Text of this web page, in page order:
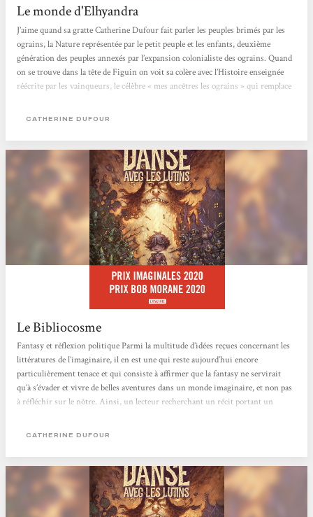
Le monde d'Elhyandra
J’aime quand sa gratte Catherine Dufour fait parler les peuples brimés par les
ograins, la Nature représentée par le petit peuple et les enfants, deuxième
génération des peuples annexés par l’expansion colonialiste des ograins. Quand
on se trouve dans la tête de Figuin on voit sa colère avec l’Histoire enseignée
réécrite par les vainqueurs, le célèbre « mes ancêtres les ograins » qui remplace
exemple…et à tous les autres, on est d’accord que...
CATHERINE DUFOUR
Le Bibliocosme
Fantasy et réflexion politique Parmi la multitude d’idées reçues concernant les
littératures de l’imaginaire, il en est une qui reste aujourd’hui encore
particulièrement tenace et qui consiste à affirmer que la fantasy ne servirait
qu’à s’évader et vivre de belles aventures dans un monde imaginaire, et non pas
à réfléchir sur le nôtre. Ainsi, un lecteur recherchant un récit portant un
travers et son avenir, se verra généralement conseiller un ouvrage de science-
CATHERINE DUFOUR